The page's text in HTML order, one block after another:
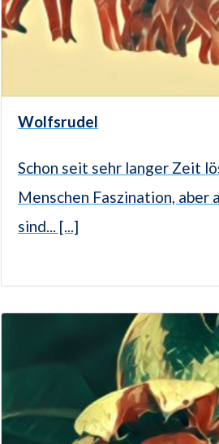
Wolfsrudel
Schon seit sehr langer Zeit
Menschen Faszination, aber
sind... [...]